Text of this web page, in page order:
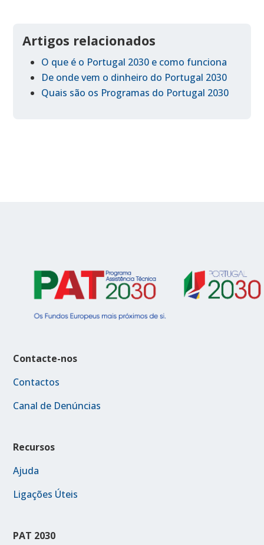
Artigos relacionados
O que é o Portugal 2030 e como funciona
De onde vem o dinheiro do Portugal 2030
Quais são os Programas do Portugal 2030
Contacte-nos
Contactos
Canal de Denúncias
Recursos
Ajuda
Ligações Úteis
PAT 2030